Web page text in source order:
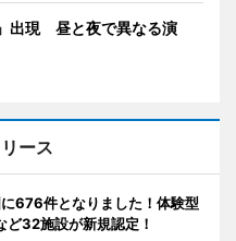
出現 昼と夜で異なる演
ース
676件となりました！体験型
32施設が新規認定！